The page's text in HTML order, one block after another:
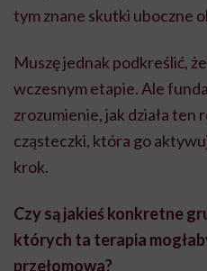
tym znane skutki uboczne
Muszę jednak podkreślić,
wczesnym etapie. Ale
zrozumienie, jak działa ten
cząsteczki, która go
krok.
Czy są jakieś konkretne
których ta terapia
przełomowa?